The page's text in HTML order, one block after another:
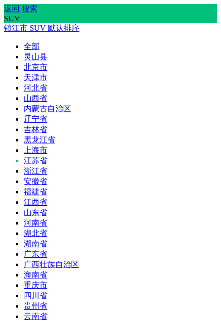
返回 搜索
SUV
镇江市 SUV 默认排序
全部
灵山县
北京市
天津市
河北省
山西省
内蒙古自治区
辽宁省
吉林省
黑龙江省
上海市
江苏省
浙江省
安徽省
福建省
江西省
山东省
河南省
湖北省
湖南省
广东省
广西壮族自治区
海南省
重庆市
四川省
贵州省
云南省